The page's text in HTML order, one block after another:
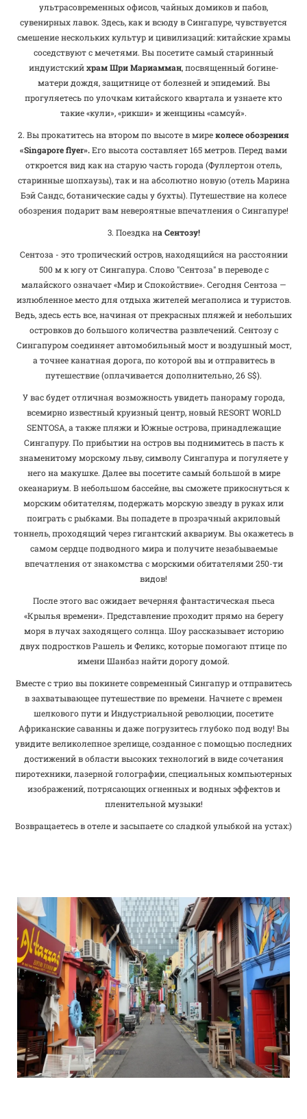
ультрасовременных офисов, чайных домиков и пабов,
сувенирных лавок. Здесь, как и всюду в Сингапуре, чувствуется
смешение нескольких культур и цивилизаций: китайские храмы
соседствуют с мечетями. Вы посетите самый старинный
индуистскийхрам Шри Мариамман, посвященный богине-
матери дождя, защитнице от болезней и эпидемий. Вы
прогуляетесь по улочкам китайского квартала и узнаете кто
такие «кули», «рикши» и женщины «самсуй».
2. Вы прокатитесь на втором по высоте в миреколесе обозрения
«Singaporeflyer».Его высота составляет 165 метров. Перед вами
откроется вид как на старую часть города (Фуллертон отель,
старинные шопхаузы), так и на абсолютно новую (отель Марина
Бэй Сандс, ботанические сады у бухты). Путешествие на колесе
обозрения подарит вам невероятные впечатления о Сингапуре!
3. Поездка на Сентозу!
Сентоза - это тропический остров, находящийся на расстоянии
500 м к югу от Сингапура. Слово "Сентоза" в переводе с
малайского означает «Мир и Спокойствие». Сегодня Сентоза —
излюбленное место для отдыха жителей мегаполиса и туристов.
Ведь, здесь есть все, начиная от прекрасных пляжей и небольших
островков до большого количества развлечений. Сентозу с
Сингапуром соединяет автомобильный мост и воздушный мост,
а точнее канатная дорога, по которой вы и отправитесь в
путешествие (оплачивается дополнительно, 26 S$).
У вас будет отличная возможность увидеть панораму города,
всемирно известный круизный центр, новый RESORT WORLD
SENTOSA, а также пляжи и Южные острова, принадлежащие
Сингапуру. По прибытии на остров вы поднимитесь в пасть к
знаменитому морскому льву, символу Сингапура и погуляете у
него на макушке. Далее вы посетите самый большой в мире
океанариум. В небольшом бассейне, вы сможете прикоснуться к
морским обитателям, подержать морскую звезду в руках или
поиграть с рыбками. Вы попадете в прозрачный акриловый
тоннель, проходящий через гигантский аквариум. Вы окажетесь в
самом сердце подводного мира и получите незабываемые
впечатления от знакомства с морскими обитателями 250-ти
видов!
После этого вас ожидает вечерняя фантастическая пьеса
«Крылья времени». Представление проходит прямо на берегу
моря в лучах заходящего солнца. Шоу рассказывает историю
двух подростков Рашель и Феликс, которые помогают птице по
имени Шанбаз найти дорогу домой.
Вместе с трио вы покинете современный Сингапур и отправитесь
в захватывающее путешествие по времени. Начнете с времен
шелкового пути и Индустриальной революции, посетите
Африканские саванны и даже погрузитесь глубоко под воду! Вы
увидите великолепное зрелище, созданное с помощью последних
достижений в области высоких технологий в виде сочетания
пиротехники, лазерной голографии, специальных компьютерных
изображений, потрясающих огненных и водных эффектов и
пленительной музыки!
Возвращаетесь в отеле и засыпаете со сладкой улыбкой на устах:)